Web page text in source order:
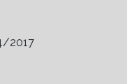
2017